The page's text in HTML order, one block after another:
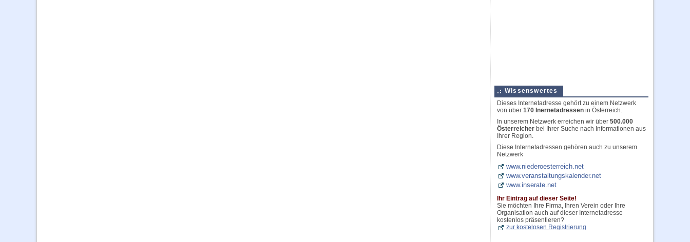
Wissenswertes
Dieses Internetadresse gehört zu einem Netzwerk
von über 170 Inernetadressen in Österreich.
In unserem Netzwerk erreichen wir über 500.000
Österreicher bei Ihrer Suche nach Informationen aus
Ihrer Region.
Diese Internetadressen gehören auch zu unserem
Netzwerk
www.niederoesterreich.net
www.veranstaltungskalender.net
www.inserate.net
Ihr Eintrag auf dieser Seite!
Sie möchten Ihre Firma, Ihren Verein oder Ihre
Organisation auch auf dieser Internetadresse
kostenlos präsentieren?
zur kostelosen Registrierung